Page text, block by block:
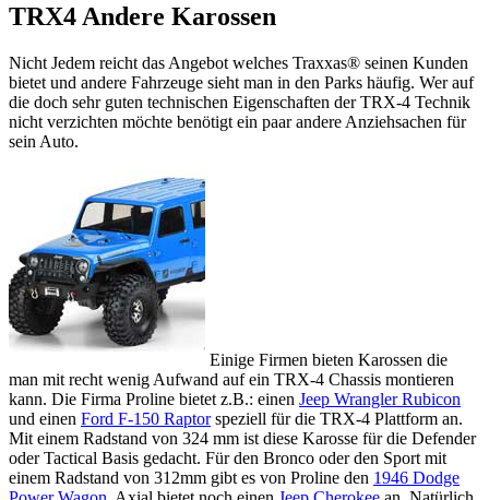
TRX4 Andere Karossen
Nicht Jedem reicht das Angebot welches Traxxas® seinen Kunden
bietet und andere Fahrzeuge sieht man in den Parks häufig. Wer auf
die doch sehr guten technischen Eigenschaften der TRX-4 Technik
nicht verzichten möchte benötigt ein paar andere Anziehsachen für
sein Auto.
Einige Firmen bieten Karossen die
man mit recht wenig Aufwand auf ein TRX-4 Chassis montieren
kann. Die Firma Proline bietet z.B.: einen Jeep Wrangler Rubicon
und einen Ford F-150 Raptorspeziell für die TRX-4 Plattform an.
Mit einem Radstand von 324 mm ist diese Karosse für die Defender
oder Tactical Basis gedacht. Für den Bronco oder den Sport mit
einem Radstand von 312mm gibt es von Proline den 1946 Dodge